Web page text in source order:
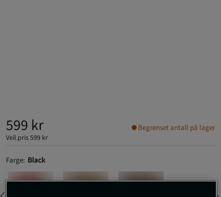
599 kr
Veil.pris599 kr
Begrenset antall på lager
Farge: Black